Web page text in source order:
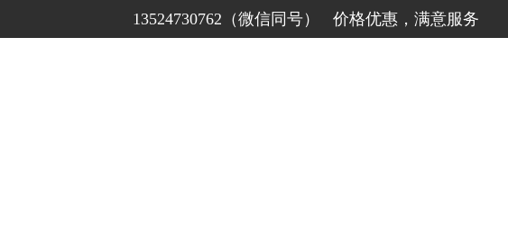
13524730762（微信同号） 价格优惠，满意服务